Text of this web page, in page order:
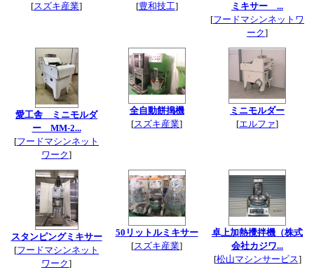
[スズキ産業]
[豊和技工]
ミキサー ...
[フードマシンネットワ
ーク]
愛工舎 ミニモルダ
ー MM-2...
[フードマシンネット
ワーク]
全自動餅搗機
[スズキ産業]
ミニモルダー
[エルファ]
スタンピングミキサー
[フードマシンネット
ワーク]
50リットルミキサー
[スズキ産業]
卓上加熱攪拌機（株式
会社カジワ...
[松山マシンサービス]